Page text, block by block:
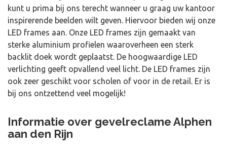
kunt u prima bij ons terecht wanneer u graag uw kantoor
inspirerende beelden wilt geven. Hiervoor bieden wij onze
LED frames aan. Onze LED frames zijn gemaakt van
sterke aluminium profielen waaroverheen een sterk
backlit doek wordt geplaatst. De hoogwaardige LED
verlichting geeft opvallend veel licht. De LED frames zijn
ook zeer geschikt voor scholen of voor in de retail. Er is
bij ons ontzettend veel mogelijk!
Informatie over gevelreclame Alphen
aan den Rijn